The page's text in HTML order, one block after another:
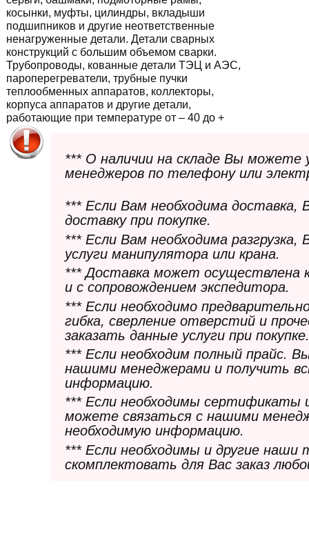
косынки, муфты, цилиндры, вкладыши
подшипников и другие неответственные
ненагруженные детали. Детали сварных
конструкций с большим объемом сварки.
Трубопроводы, кованные детали ТЭЦ и АЭС,
пароперегреватели, трубные пучки
теплообменных аппаратов, коллекторы,
корпуса аппаратов и другие детали,
работающие при температуре от – 40 до +
*** О наличии на складе Вы можете
менеджеров по телефону или
*** Если Вам необходима
доставку при покупке.
*** Если Вам необходима
услуги манипулятора или крана.
*** Доставка может осуществлена
и с сопровождением экспедитора.
*** Если необходимо
гибка, сверление отверстий и
заказать данные услуги при покупке.
*** Если необходим полный прайс.
нашими менеджерами и получить
информацию.
*** Если необходимы сертификаты
можете связаться с нашими
необходимую информацию.
*** Если необходимы и другие
скомплектовать для Вас заказ